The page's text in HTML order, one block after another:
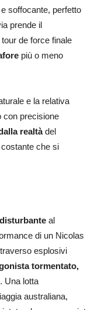
soffocante, perfetto
prende il
de force finale
più o meno
e la relativa
con precisione
realtàdel
costante che si
al
di un Nicolas
esplosivi
tormentato,
Una lotta
australiana,